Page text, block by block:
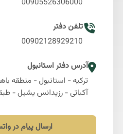
00905526306000
تلفن دفتر
00902128929210
آدرس دفتر استانبول
ترکیه - استانبول - منطقه
آکباتی - رزیدانس یشیل -
ارسال پیام در